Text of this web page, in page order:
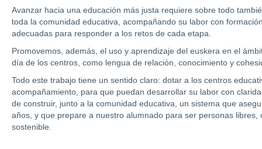
Avanzar hacia una educación más justa requiere sobre todo
toda la comunidad educativa, acompañando su labor con
adecuadas para responder a los retos de cada etapa.
Promovemos, además, el uso y aprendizaje del euskera en el
día de los centros, como lengua de relación, conocimiento y
Todo este trabajo tiene un sentido claro: dotar a los centros
acompañamiento, para que puedan desarrollar su labor con
de construir, junto a la comunidad educativa, un sistema que
años, y que prepare a nuestro alumnado para ser personas
sostenible.